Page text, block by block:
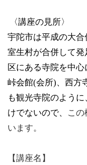
〈講座の見所〉
宇陀市は平成の大合
室生村が合併して
区にある寺院を中
峠会館(会所)、西方
も観光寺院のよう
けでないので、
こ
います。
【講座名】